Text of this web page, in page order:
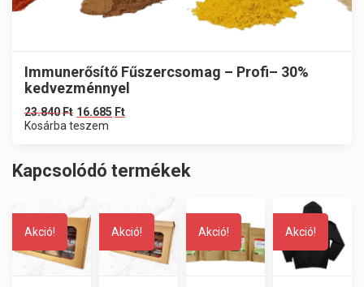
Immunerősítő Fűszercsomag – Profi– 30%
kedvezménnyel
23.840Ft 16.685 Ft
Kosárba teszem
Kapcsolódó termékek
Akció! Akció! Akció! Akció!